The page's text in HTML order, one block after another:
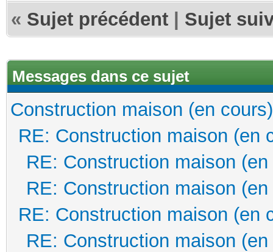
« Sujet précédent Sujet
Messages dans ce sujet
Construction maison (en cours)
RE: Construction maison (en
RE: Construction maison
RE: Construction maison
RE: Construction maison (en
RE: Construction maison